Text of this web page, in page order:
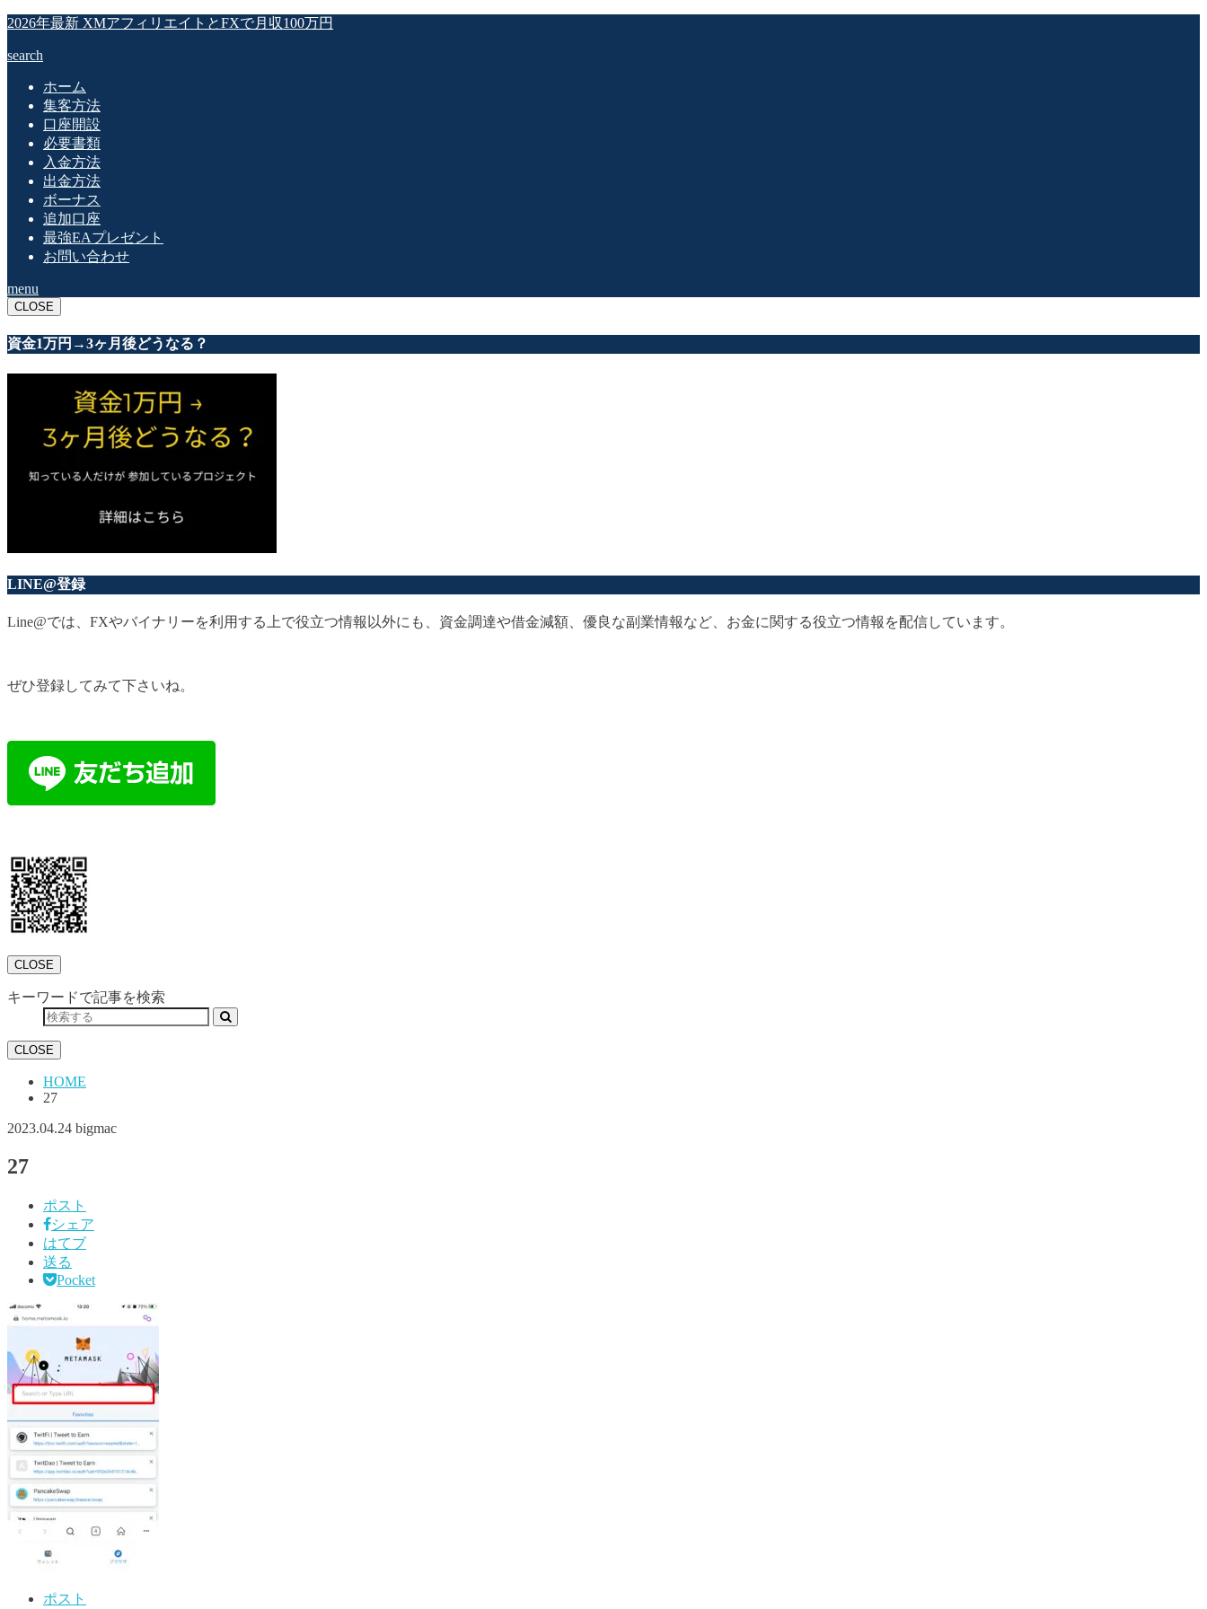
2026年最新 XMアフィリエイトとFXで月収100万円
search
ホーム
集客方法
口座開設
必要書類
入金方法
出金方法
ボーナス
追加口座
最強EAプレゼント
お問い合わせ
menu
CLOSE
資金1万円→3ヶ月後どうなる？
LINE@登録
Line@では、FXやバイナリーを利用する上で役立つ情報以外にも、資金調達や借金減額、優良な副業情報など、お金に関する役立つ情報を配信しています。
ぜひ登録してみて下さいね。
CLOSE
キーワードで記事を検索
CLOSE
HOME
27
2023.04.24 bigmac
27
ポスト
シェア
はてブ
送る
Pocket
ポスト